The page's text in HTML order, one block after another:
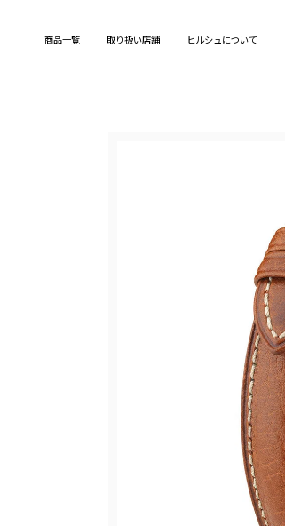
商品一覧 取り扱い店舗 ヒルシュについて